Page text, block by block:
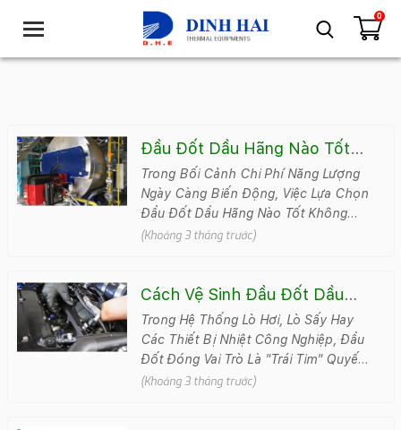
T
g
n
a
v
i
i
o
0
Đầu Đốt Dầu Hãng Nào Tốt?
Top Thương Hiệu Nên Chọn
Trong Bối Cảnh Chi Phí Năng Lượng
Ngày Càng Biến Động, Việc Lựa Chọn
Đầu Đốt Dầu Hãng Nào Tốt Không
Còn Là Quyết Định Đơn Giản. Đây Là
(Khoảng 3 tháng trước)
Cách Vệ Sinh Đầu Đốt Dầu
Đúng Kỹ Thuật
Trong Hệ Thống Lò Hơi, Lò Sấy Hay
Các Thiết Bị Nhiệt Công Nghiệp, Đầu
Đốt Đóng Vai Trò Là "trái Tim" Quyết
Định Hiệu Suất Vận Hành. Tuy Nhiên,
(Khoảng 3 tháng trước)